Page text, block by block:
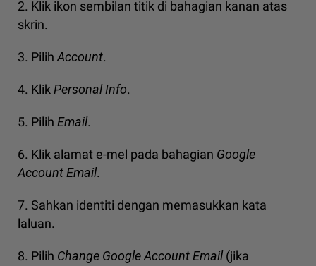
2. Klik ikon sembilan titik di bahagian kanan atas
skrin.
3. PilihAccount.
4. KlikPersonal Info.
5. Pilih Email.
6. Klik alamat e-mel pada bahagian Google
Account Email.
7. Sahkan identiti dengan memasukkan kata
laluan.
8. Pilih Change Google Account Email(jika